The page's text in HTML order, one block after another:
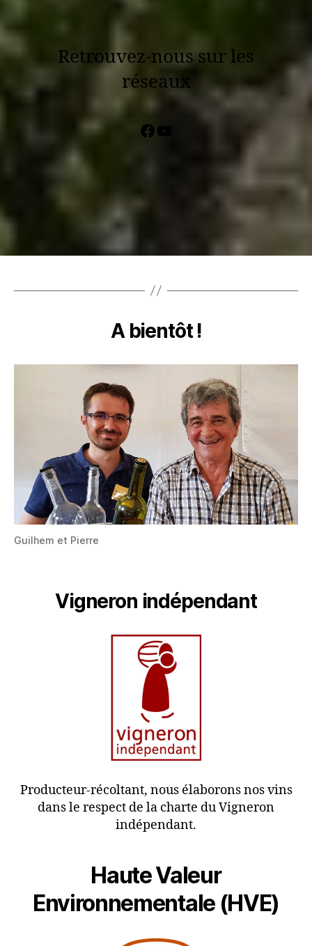
Retrouvez-nous sur les
réseaux
Facebook
YouTube
A bientôt !
Guilhem et Pierre
Vigneron indépendant
Producteur-récoltant, nous élaborons nos vins
dans le respect de la charte du Vigneron
indépendant.
Haute Valeur
Environnementale (HVE)